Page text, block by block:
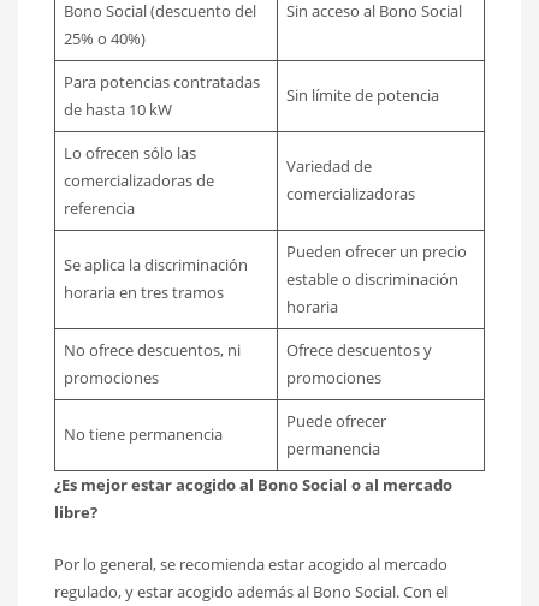
Bono Social (descuento del
25% o 40%)
Sin acceso al Bono Social
Para potencias contratadas
de hasta 10 kW
Sin límite de potencia
Lo ofrecen sólo las
comercializadoras de
referencia
Variedad de
comercializadoras
Se aplica la discriminación
horaria en tres tramos
Pueden ofrecer un precio
estable o discriminación
horaria
No ofrece descuentos, ni
promociones
Ofrece descuentos y
promociones
No tiene permanencia
Puede ofrecer
permanencia
¿Es mejor estar acogido al Bono Social o al mercado
libre?
Por lo general, se recomienda estar acogido al mercado
regulado, y estar acogido además al Bono Social. Con el